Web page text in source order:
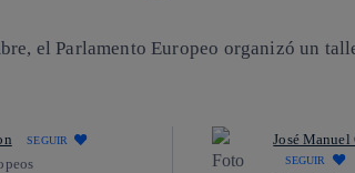
el Parlamento Europeo organizó un
SEGUIR José
SEGUIR